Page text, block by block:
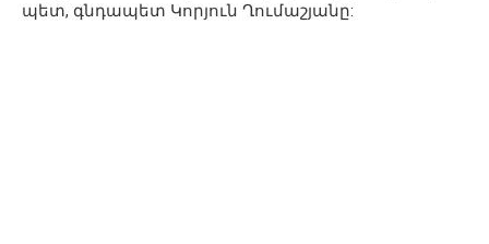
պետ, գնդապետ Կորյուն Ղումաշյանը: